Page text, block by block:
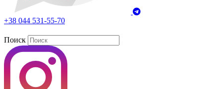
+38 044 531-55-70
Поиск